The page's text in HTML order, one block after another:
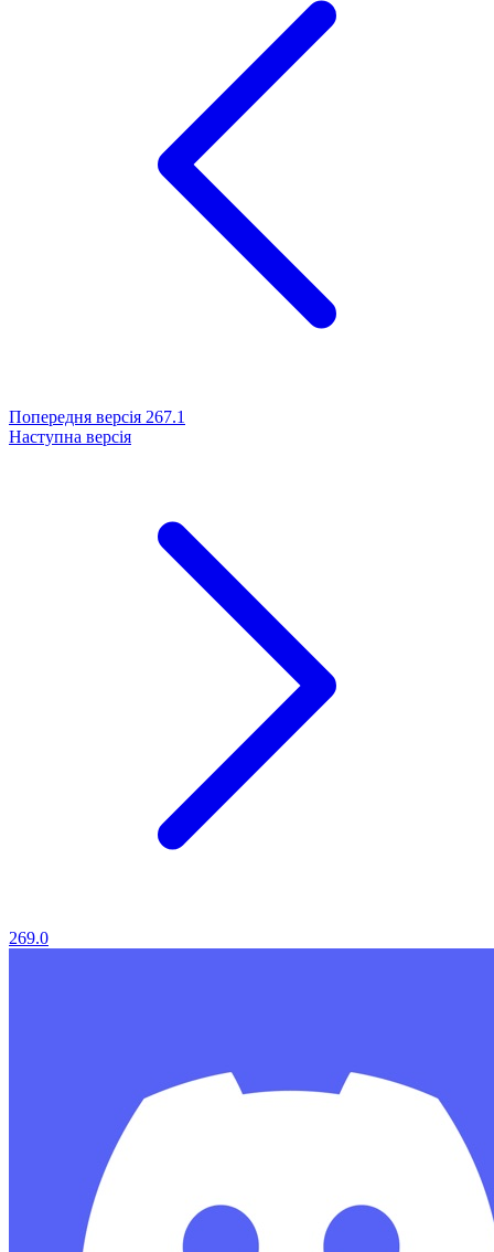
Попередня версія 267.1
Наступна версія
269.0